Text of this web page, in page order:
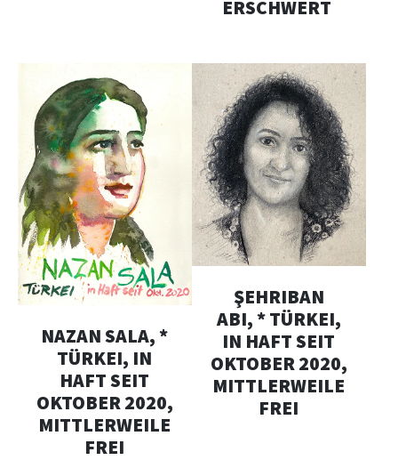
ERSCHWERT
NAZAN SALA, *
TÜRKEI, IN
HAFT SEIT
OKTOBER 2020,
MITTLERWEILE
FREI
ŞEHRIBAN
ABI, * TÜRKEI,
IN HAFT SEIT
OKTOBER 2020,
MITTLERWEILE
FREI